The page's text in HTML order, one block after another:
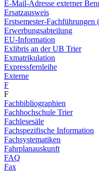
E-Mail-Adresse externer
Ersatzausweis
Erstsemester-Fachführungen
Erwerbungsabteilung
EU-Information
Exlibris an der UB Trier
Exmatrikulation
Expressfernleihe
Externe
F
F
Fachbibliographien
Fachhochschule Trier
Fachlesesäle
Fachspezifische Information
Fachsystematiken
Fahrplanauskunft
FAQ
Fax